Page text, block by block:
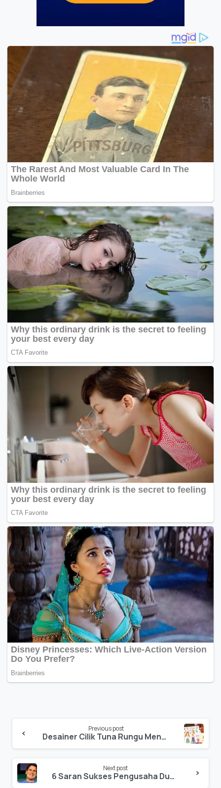
X
Previous post
Desainer Cilik Tuna Rungu Menggampai Mimpi
Next post
6 Saran Sukses Pengusaha Dunia